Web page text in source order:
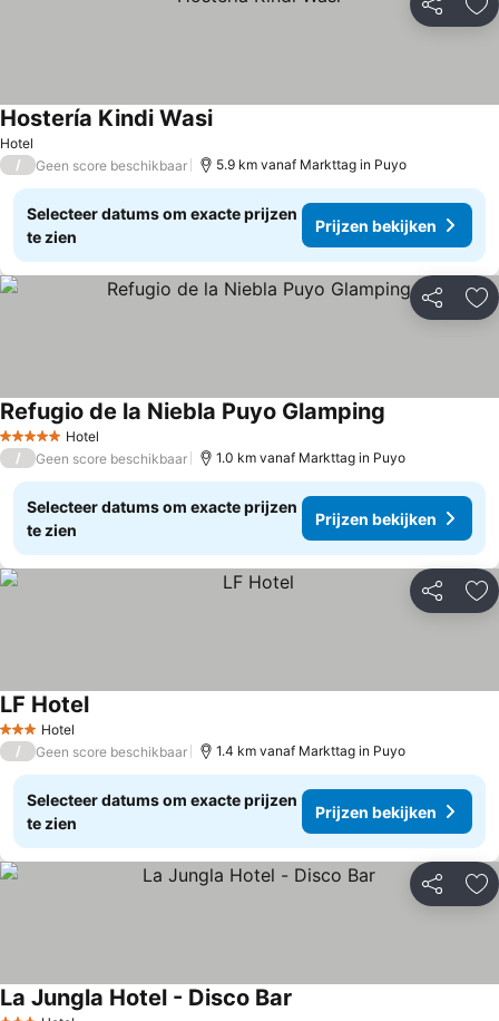
Delen
Hotel
Hostería Kindi Wasi
/ Geen score beschikbaar 5.9 km vanaf Markttag in Puyo
Selecteer datums om exacte prijzen
te zien
Prijzen bekijken
Delen
5 Sterren Hotel
Refugio de la Niebla Puyo Glamping
/ Geen score beschikbaar 1.0 km vanaf Markttag in Puyo
Selecteer datums om exacte prijzen
te zien
Prijzen bekijken
Delen
3 SterrenHotel
LF Hotel
/ Geen score beschikbaar 1.4 km vanaf Markttag in Puyo
Selecteer datums om exacte prijzen
te zien
Prijzen bekijken
Delen
La Jungla Hotel - Disco Bar